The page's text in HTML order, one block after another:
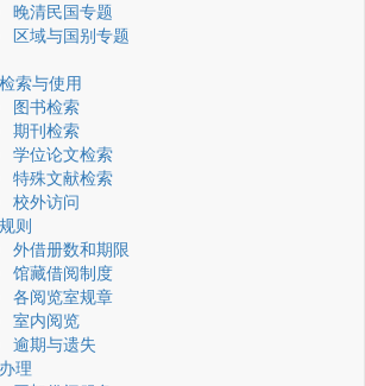
晚清民国专题
区域与国别专题
索与使用
图书检索
期刊检索
学位论文检索
特殊文献检索
校外访问
则
外借册数和期限
馆藏借阅制度
各阅览室规章
室内阅览
逾期与遗失
理